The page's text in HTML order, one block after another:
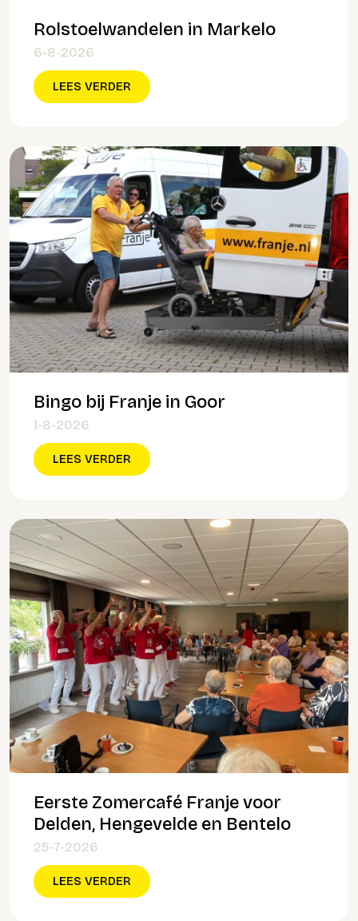
Rolstoelwandelen in Markelo
6-8-2026
LEES VERDER
Bingo bij Franje in Goor
1-8-2026
LEES VERDER
Eerste Zomercafé Franje voor
Delden, Hengevelde en Bentelo
25-7-2026
LEES VERDER